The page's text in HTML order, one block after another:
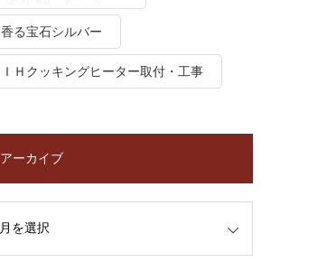
香る宝石シルバー
ＩＨクッキングヒーター取付・工事
アーカイブ